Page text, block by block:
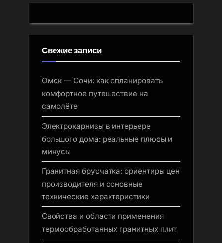
Свежие записи
Омск — Сочи: как спланировать
комфортное путешествие на
самолёте
Электрокарнизы в интерьере
большого дома: реальные плюсы и
минусы
Гранитная брусчатка: ориентиры цен
производителя и основные
технические характеристики
Свойства и области применения
термообработанных гранитных плит